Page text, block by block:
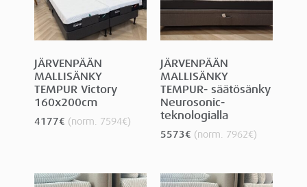
JÄRVENPÄÄN
MALLISÄNKY
TEMPUR Victory
160x200cm
4177€ (norm. 7594€)
JÄRVENPÄÄN
MALLISÄNKY
TEMPUR- säätösänky
Neurosonic-
teknologialla
5573€ (norm. 7962€)